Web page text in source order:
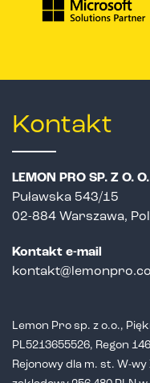
Kontakt
LEMON PRO SP. Z O. O.
Puławska 543/15
02-884 Warszawa,
Kontakt e-mail
Lemon Pro sp. z o.o.,
PL5213655526, Regon
Rejonowy dla m. st. W-wy